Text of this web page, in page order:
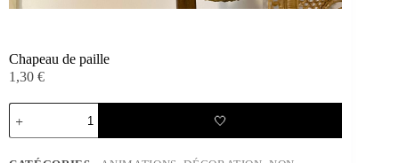
Chapeau de paille
1,30 €
quantité
de
Chapeau
🤍